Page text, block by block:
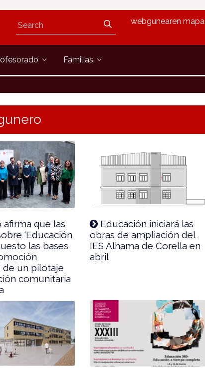
webgunearen mapa
Familias
afirma que las
‘Educación
las bases
de un pilotaje
comunitaria
Educación iniciará las
obras de ampliación del
IES Alhama de Corella en
abril